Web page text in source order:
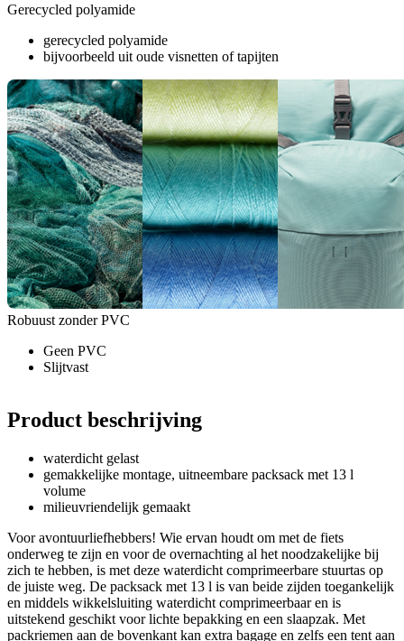
Gerecycled polyamide
gerecycled polyamide
bijvoorbeeld uit oude visnetten of tapijten
Robuust zonder PVC
Geen PVC
Slijtvast
Product beschrijving
waterdicht gelast
gemakkelijke montage, uitneembare packsack met 13 l
volume
milieuvriendelijk gemaakt
Voor avontuurliefhebbers! Wie ervan houdt om met de fiets
onderweg te zijn en voor de overnachting al het noodzakelijke bij
zich te hebben, is met deze waterdicht comprimeerbare stuurtas op
de juiste weg. De packsack met 13 l is van beide zijden toegankelijk
en middels wikkelsluiting waterdicht comprimeerbaar en is
uitstekend geschikt voor lichte bepakking en een slaapzak. Met
packriemen aan de bovenkant kan extra bagage en zelfs een tent aan